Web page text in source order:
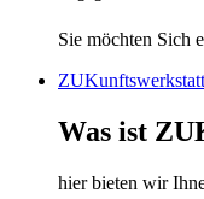
Sie möchten Sich
ZUKunftswerkstatt
Was ist
hier bieten wir